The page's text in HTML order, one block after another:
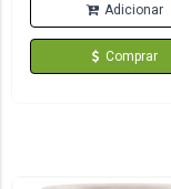
Adicionar
Comprar